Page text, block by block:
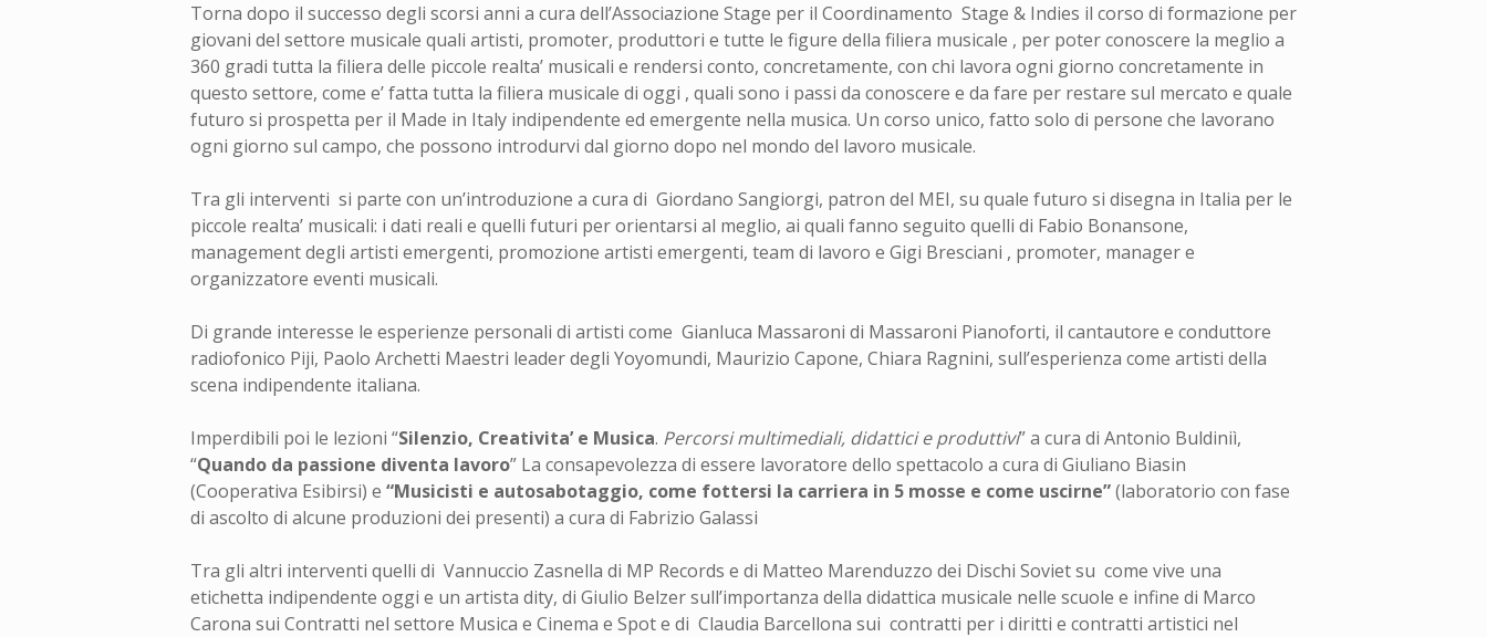
Torna dopo il successo degli scorsi anni a cura dell’Associazione Stage per il Coordinamento Stage & Indies il corso di formazione per
giovani del settore musicale quali artisti, promoter, produttori e tutte le figure della filiera musicale , per poter conoscere la meglio a
360 gradi tutta la filiera delle piccole realta’ musicali e rendersi conto, concretamente, con chi lavora ogni giorno concretamente in
questo settore, come e’ fatta tutta la filiera musicale di oggi , quali sono i passi da conoscere e da fare per restare sul mercato e quale
futuro si prospetta per il Made in Italy indipendente ed emergente nella musica. Un corso unico, fatto solo di persone che lavorano
ogni giorno sul campo, che possono introdurvi dal giorno dopo nel mondo del lavoro musicale.
Tra gli interventi si parte con un’introduzione a cura di Giordano Sangiorgi, patron del MEI, su quale futuro si disegna in Italia per le
piccole realta’ musicali: i dati reali e quelli futuri per orientarsi al meglio, ai quali fanno seguito quelli di Fabio Bonansone,
management degli artisti emergenti, promozione artisti emergenti, team di lavoro e Gigi Bresciani , promoter, manager e
organizzatore eventi musicali.
Di grande interesse le esperienze personali di artisti come Gianluca Massaroni di Massaroni Pianoforti, il cantautore e conduttore
radiofonico Piji, Paolo Archetti Maestri leader degli Yoyomundi, Maurizio Capone, Chiara Ragnini, sull’esperienza come artisti della
scena indipendente italiana.
Imperdibili poi le lezioni “Silenzio, Creativita’ e Musica. Percorsi multimediali, didattici e produttivi” a cura di Antonio Buldiniì,
“Quando da passione diventa lavoro” La consapevolezza di essere lavoratore dello spettacolo a cura di Giuliano Biasin
(Cooperativa Esibirsi) e “Musicisti e autosabotaggio, come fottersi la carriera in 5 mosse e come uscirne”(laboratorio con fase
di ascolto di alcune produzioni dei presenti) a cura di Fabrizio Galassi
Tra gli altri interventi quelli di Vannuccio Zasnella di MP Records e di Matteo Marenduzzo dei Dischi Soviet su come vive una
etichetta indipendente oggi e un artista dity, di Giulio Belzer sull’importanza della didattica musicale nelle scuole e infine di Marco
Carona sui Contratti nel settore Musica e Cinema e Spot e di Claudia Barcellona sui contratti per i diritti e contratti artistici nel